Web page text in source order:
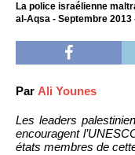
La police israélienne
al-Aqsa - Septembre
Par Ali Younes
Les leaders
encouragent
états membres de